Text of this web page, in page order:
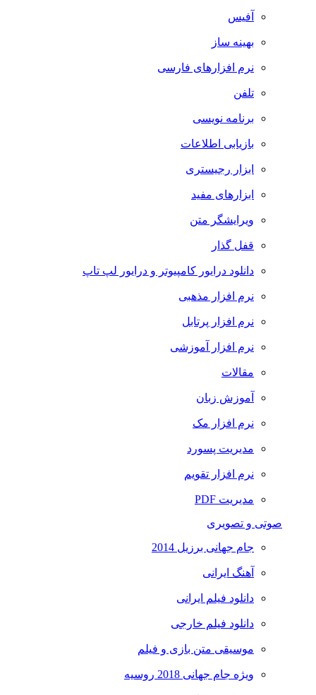
آفیس
بهینه ساز
نرم افزارهای فارسی
تلفن
برنامه نویسی
بازیابی اطلاعات
ابزار رجیستری
ابزارهای مفید
ویرایشگر متن
قفل گذار
دانلود درایور کامپیوتر و درایور لپ تاپ
نرم افزار مذهبی
نرم افزار پرتابل
نرم افزار آموزشی
مقالات
آموزش زبان
نرم افزار مک
مدیریت پسورد
نرم افزار تقویم
مدیریت PDF
صوتی و تصویری
جام جهانی برزیل 2014
آهنگ ایرانی
دانلود فیلم ایرانی
دانلود فیلم خارجی
موسیقی متن بازی و فیلم
ویژه جام جهانی 2018 روسیه